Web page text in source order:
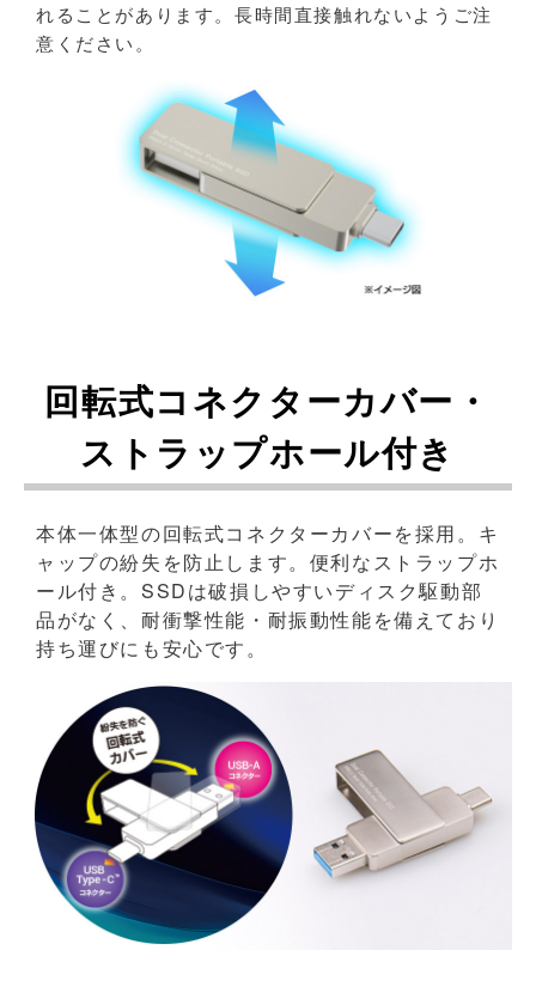
れることがあります。長時間直接触れないようご注
意ください。
回転式コネクターカバー・
ストラップホール付き
本体一体型の回転式コネクターカバーを採用。キ
ャップの紛失を防止します。便利なストラップホ
ール付き。SSDは破損しやすいディスク駆動部
品がなく、耐衝撃性能・耐振動性能を備えており
持ち運びにも安心です。